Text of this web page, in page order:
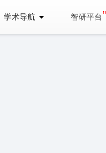
学术导航 智研平台